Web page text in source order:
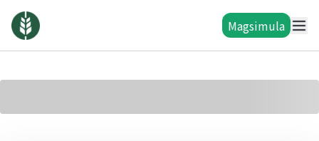
Magsimula